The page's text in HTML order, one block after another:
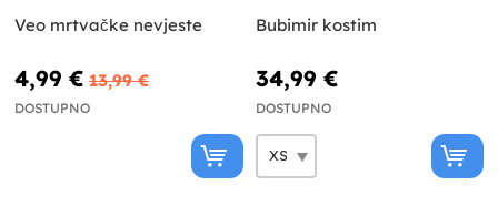
Veo mrtvačke nevjeste
4,99 € 13,99 €
DOSTUPNO
Bubimir kostim
34,99 €
DOSTUPNO